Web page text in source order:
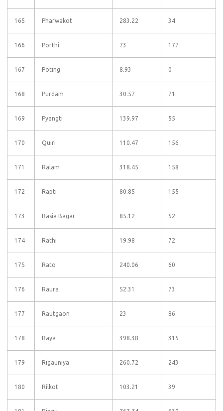
165 Pharwakot 283.22 34
166 Porthi 73 177
167 Poting 8.93 0
168 Purdam 30.57 71
169 Pyangti 139.97 55
170 Quiri 110.47 156
171 Ralam 318.45 158
172 Rapti 80.85 155
173 Rasia Bagar 85.12 52
174 Rathi 19.98 72
175 Rato 240.06 60
176 Raura 52.31 73
177 Rautgaon 23 86
178 Raya 398.38 315
179 Rigauniya 260.72 243
180 Rilkot 103.21 39